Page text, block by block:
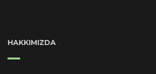
HAKKIMIZDA